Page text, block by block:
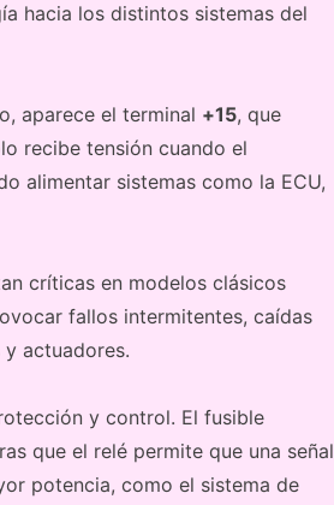
hacia los distintos sistemas del
aparece el terminal +15, que
recibe tensión cuando el
alimentar sistemas como la ECU,
críticas en modelos clásicos
fallos intermitentes, caídas
actuadores.
y control. El fusible
que el relé permite que una señal
potencia, como el sistema de